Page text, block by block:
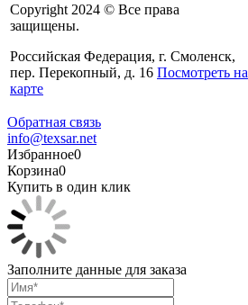
Copyright 2024 © Все права
защищены.
Российская Федерация, г. Смоленск,
пер. Перекопный, д. 16 Посмотреть на
карте
Обратная связь
info@texsar.net
Избранное0
Корзина0
Купить в один клик
Заполните данные для заказа